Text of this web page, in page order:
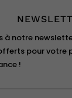
à notre
pour votre
!